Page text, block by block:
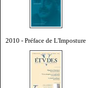
2010 - Préface de L'Imposture